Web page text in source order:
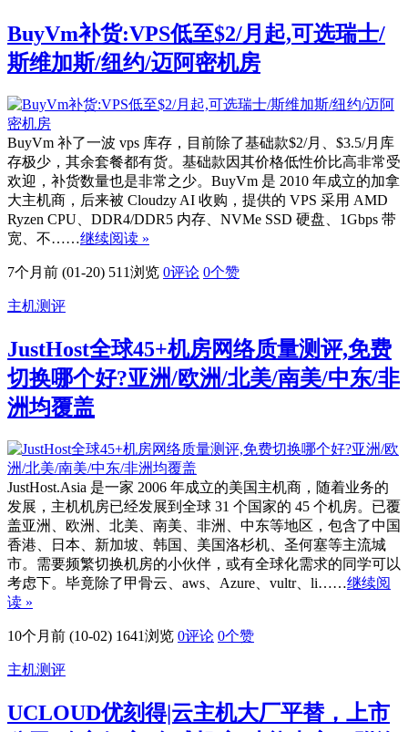
BuyVm补货:VPS低至$2/月起,可选瑞士/
斯维加斯/纽约/迈阿密机房
BuyVm 补了一波 vps 库存，目前除了基础款$2/月、$3.5/月库
存极少，其余套餐都有货。基础款因其价格低性价比高非常受
欢迎，补货数量也是非常之少。BuyVm 是 2010 年成立的加拿
大主机商，后来被 Cloudzy AI 收购，提供的 VPS 采用 AMD
Ryzen CPU、DDR4/DDR5 内存、NVMe SSD 硬盘、1Gbps 带
宽、不……继续阅读 »
7个月前 (01-20) 511浏览 0评论 0个赞
主机测评
JustHost全球45+机房网络质量测评,免费
切换哪个好?亚洲/欧洲/北美/南美/中东/非
洲均覆盖
JustHost.Asia 是一家 2006 年成立的美国主机商，随着业务的
发展，主机机房已经发展到全球 31 个国家的 45 个机房。已覆
盖亚洲、欧洲、北美、南美、非洲、中东等地区，包含了中国
香港、日本、新加坡、韩国、美国洛杉机、圣何塞等主流城
市。需要频繁切换机房的小伙伴，或有全球化需求的同学可以
考虑下。毕竟除了甲骨云、aws、Azure、vultr、li……继续阅
读 »
10个月前 (10-02) 1641浏览 0评论 0个赞
主机测评
UCLOUD优刻得|云主机大厂平替，上市